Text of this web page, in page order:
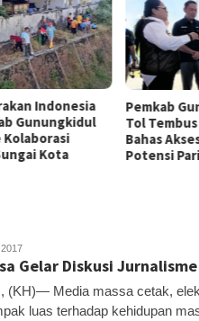
Dorong
Nglanggeran,
Jalan hingga
Film
Raih Juara
Literasi
Gelar Diskusi
(KH)— Media massa cetak,
luas terhadap kehidupan